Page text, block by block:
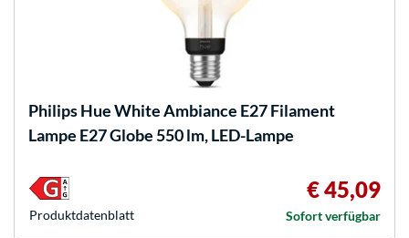
Philips HueWhite Ambiance E27 Filament
Lampe E27 Globe 550 lm, LED-Lampe
€ 45,09
Sofort verfügbar
Produkt­datenblatt